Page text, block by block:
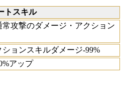
トスキル
攻撃のダメージ・アクション
ョンスキルダメージ-99%
アップ